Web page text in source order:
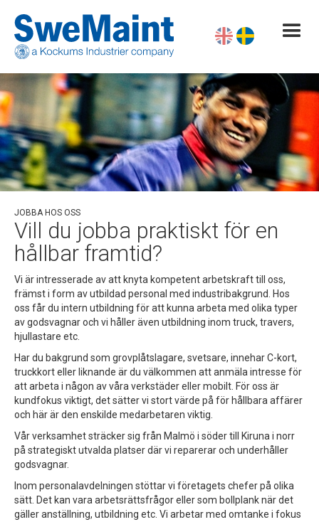
JOBBA HOS OSS
Vill du jobba praktiskt för en
hållbar framtid?
Vi är intresserade av att knyta kompetent arbetskraft till oss,
främst i form av utbildad personal med industribakgrund. Hos
oss får du intern utbildning för att kunna arbeta med olika typer
av godsvagnar och vi håller även utbildning inom truck, travers,
hjullastare etc.
Har du bakgrund som grovplåtslagare, svetsare, innehar C-kort,
truckkort eller liknande är du välkommen att anmäla intresse för
att arbeta i någon av våra verkstäder eller mobilt. För oss är
kundfokus viktigt, det sätter vi stort värde på för hållbara affärer
och här är den enskilde medarbetaren viktig.
Vår verksamhet sträcker sig från Malmö i söder till Kiruna i norr
på strategiskt utvalda platser där vi reparerar och underhåller
godsvagnar.
Inom personalavdelningen stöttar vi företagets chefer på olika
sätt. Det kan vara arbetsrättsfrågor eller som bollplank när det
gäller anställning, utbildning etc. Vi arbetar med omtanke i fokus